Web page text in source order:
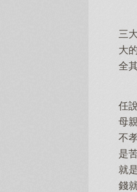
三
大
全
任
母
不
是
就
錢